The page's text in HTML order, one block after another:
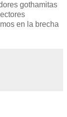
gothamitas
en la brecha